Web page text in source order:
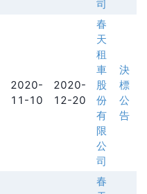
司
2020-
11-10
2020-
12-20
春
天
租
車
股
份
有
限
公
司
決
標
公
告
春